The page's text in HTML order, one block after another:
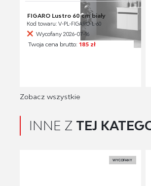
FIGARO Lustro 60 cm biały
Kod towaru: V-PL-FIGARO-L-60
Wycofany 2026-07-16
Twoja cena brutto:185 zł
Zobacz wszystkie
INNE Z TEJ
WYCOFANY